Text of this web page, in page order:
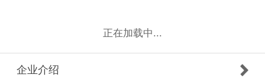
正在加载中...
企业介绍